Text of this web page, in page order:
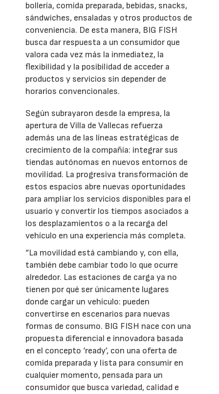
bollería, comida preparada, bebidas, snacks,
sándwiches, ensaladas y otros productos de
conveniencia. De esta manera, BIG FISH
busca dar respuesta a un consumidor que
valora cada vez más la inmediatez, la
flexibilidad y la posibilidad de acceder a
productos y servicios sin depender de
horarios convencionales.
Según subrayaron desde la empresa, la
apertura de Villa de Vallecas refuerza
además una de las líneas estratégicas de
crecimiento de la compañía: integrar sus
tiendas autónomas en nuevos entornos de
movilidad. La progresiva transformación de
estos espacios abre nuevas oportunidades
para ampliar los servicios disponibles para el
usuario y convertir los tiempos asociados a
los desplazamientos o a la recarga del
vehículo en una experiencia más completa.
“La movilidad está cambiando y, con ella,
también debe cambiar todo lo que ocurre
alrededor. Las estaciones de carga ya no
tienen por qué ser únicamente lugares
donde cargar un vehículo: pueden
convertirse en escenarios para nuevas
formas de consumo. BIG FISH nace con una
propuesta diferencial e innovadora basada
en el concepto ‘ready’, con una oferta de
comida preparada y lista para consumir en
cualquier momento, pensada para un
consumidor que busca variedad, calidad e